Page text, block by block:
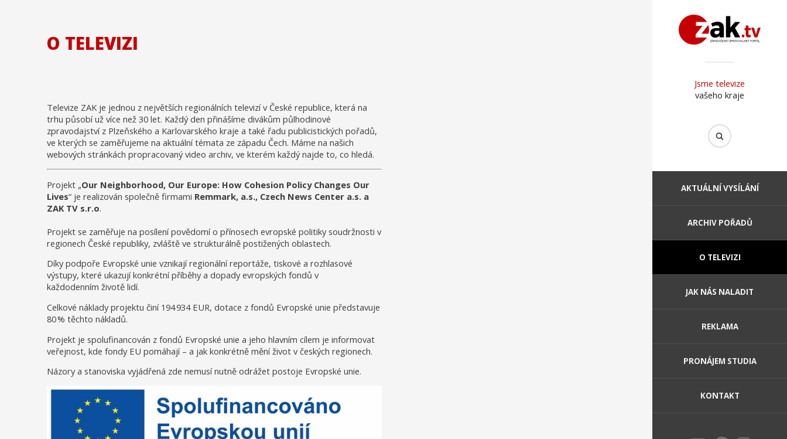
Jsme televize
vašeho kraje
AKTUÁLNÍ VYSÍLÁNÍ
ARCHIV POŘADŮ
O TELEVIZI
JAK NÁS NALADIT
REKLAMA
PRONÁJEM STUDIA
KONTAKT
O TELEVIZI
Televize ZAK je jednou z největších regionálních televizí v České republice, která na
trhu působí už více než 30 let. Každý den přinášíme divákům půlhodinové
zpravodajství z Plzeňského a Karlovarského kraje a také řadu publicistických pořadů,
ve kterých se zaměřujeme na aktuální témata ze západu Čech. Máme na našich
webových stránkách propracovaný video archiv, ve kterém každý najde to, co hledá.
Projekt „Our Neighborhood, Our Europe: How Cohesion Policy Changes Our
Lives“ je realizován společně firmami Remmark, a.s., Czech News Center a.s. a
ZAK TV s.r.o.
Projekt se zaměřuje na posílení povědomí o přínosech evropské politiky soudržnosti v
regionech České republiky, zvláště ve strukturálně postižených oblastech.
Díky podpoře Evropské unie vznikají regionální reportáže, tiskové a rozhlasové
výstupy, které ukazují konkrétní příběhy a dopady evropských fondů v
každodenním životě lidí.
Celkové náklady projektu činí 194 934 EUR, dotace z fondů Evropské unie představuje
80 % těchto nákladů.
Projekt je spolufinancován z fondů Evropské unie a jeho hlavním cílem je informovat
veřejnost, kde fondy EU pomáhají – a jak konkrétně mění život v českých regionech.
Názory a stanoviska vyjádřená zde nemusí nutně odrážet postoje Evropské unie.